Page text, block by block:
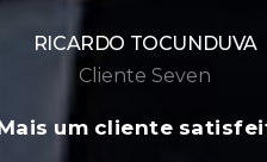
MARCIO R. P.
Cliente Seven
um cliente